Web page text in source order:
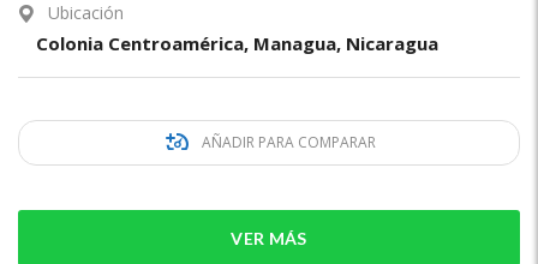
Ubicación
Colonia Centroamérica, Managua, Nicaragua
AÑADIR PARA COMPARAR
VER MÁS